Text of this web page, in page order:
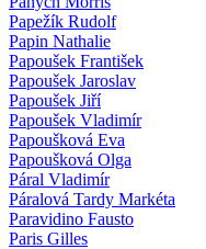
Papežík Rudolf
Papin Nathalie
Papoušek František
Papoušek Jaroslav
Papoušek Jiří
Papoušek Vladimír
Papoušková Eva
Papoušková Olga
Páral Vladimír
Páralová Tardy Markéta
Paravidino Fausto
Paris Gilles